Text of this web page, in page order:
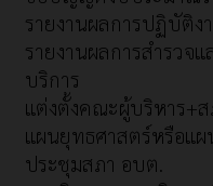
รายงานผลการปฏิบัติง
รายงานผลการสำรวจ
บริการ
แต่งตั้งคณะผู้บริหาร+ส
แผนยุทธศาสตร์หรือแ
ประชุมสภา อบต.